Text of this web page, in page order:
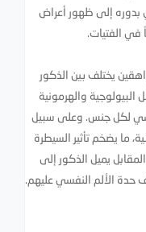
بدوره إلى ظهور أعراض
في الفتيات.
يختلف بين الذكور
البيولوجية والهرمونية
لكل جنس. وعلى سبيل
ما يضخم تأثير السيطرة
يميل الذكور إلى
حدة الألم النفسي عليهم.